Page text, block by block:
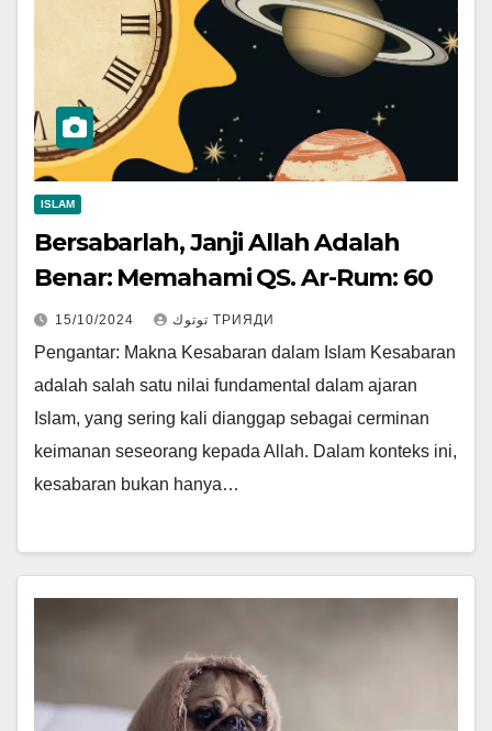
ISLAM
Bersabarlah, Janji Allah Adalah
Benar: Memahami QS. Ar-Rum: 60
15/10/2024 توتوك ТРИЯДИ
Pengantar: Makna Kesabaran dalam Islam Kesabaran
adalah salah satu nilai fundamental dalam ajaran
Islam, yang sering kali dianggap sebagai cerminan
keimanan seseorang kepada Allah. Dalam konteks ini,
kesabaran bukan hanya…